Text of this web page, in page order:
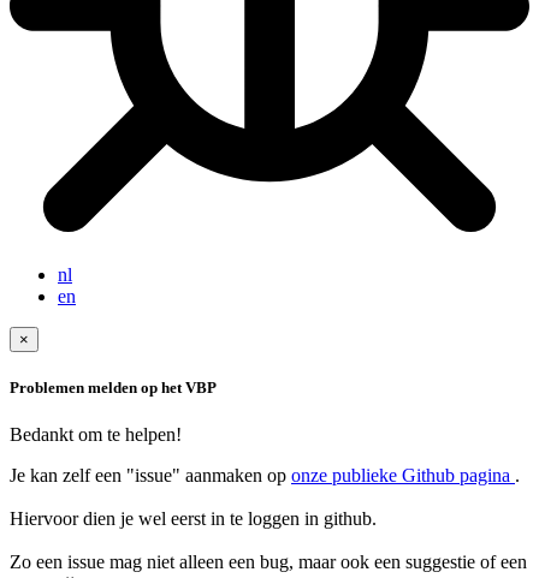
nl
en
×
Problemen melden op het VBP
Bedankt om te helpen!
Je kan zelf een "issue" aanmaken op onze publieke Github pagina .
Hiervoor dien je wel eerst in te loggen in github.
Zo een issue mag niet alleen een bug, maar ook een suggestie of een